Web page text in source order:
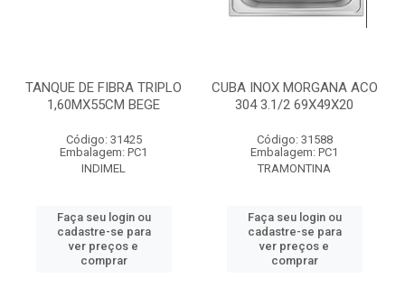
TANQUE DE FIBRA TRIPLO
1,60MX55CM BEGE
Código: 31425
Embalagem: PC1
INDIMEL
Faça seu login ou
cadastre-se para
ver preços e
comprar
CUBA INOX MORGANA ACO
304 3.1/2 69X49X20
Código: 31588
Embalagem: PC1
TRAMONTINA
Faça seu login ou
cadastre-se para
ver preços e
comprar